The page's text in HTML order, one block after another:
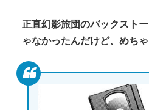
正直幻影旅団のバックスト
ゃなかったんだけど、めち